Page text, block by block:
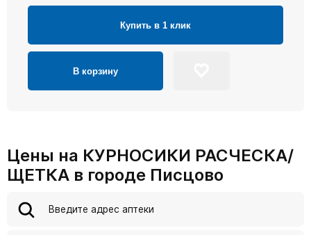
Купить в 1 клик
В корзину
Цены на КУРНОСИКИ РАСЧЕСКА/
ЩЕТКА в городе Писцово